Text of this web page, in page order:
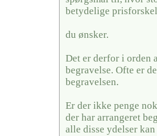
betydelige
du ønsker.
Det er derfor i orden
begravelse. Ofte er
begravelsen.
Er der ikke penge
der har arrangeret
alle disse ydelser